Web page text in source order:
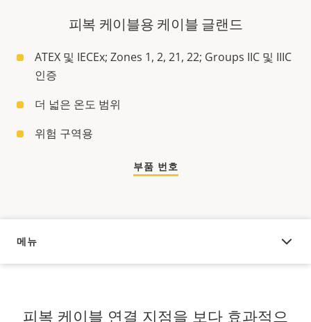
피복 케이블용 케이블 글랜드
ATEX 및 IECEx; Zones 1, 2, 21, 22; Groups IIC 및 IIIC
인증
더 넓은 온도 범위
위험 구역용
부품 번호
메뉴
오버뷰
피복 케이블 연결 지점을 보다 효과적으